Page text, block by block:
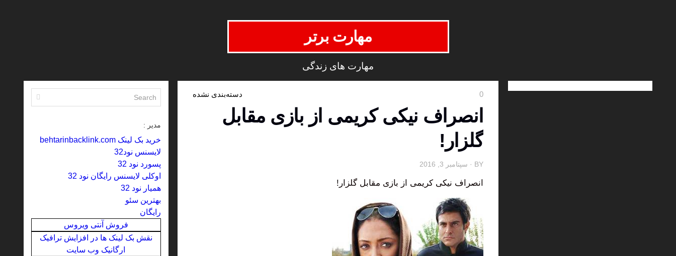
مهارت برتر
مهارت های زندگی
مدیر :
خرید بک لینک behtarinbacklink.com
لایسنس نود32
پسورد نود 32
اوکلی لایسنس رایگان نود 32
همیار نود 32
بهترین سئو
رایگان
فروش آنتی ویروس
نقش بک لینک‌ ها در افزایش ترافیک
ارگانیک وب‌ سایت
دسته‌بندی نشده 0
انصراف نیکی کریمی از بازی مقابل
گلزار!
BY · سپتامبر 3, 2016
انصراف نیکی کریمی از بازی مقابل گلزار!